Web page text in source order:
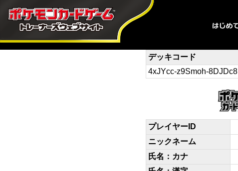
デッキコード
4xJYcc-z9Smoh-8DJDc8
プレイヤーID
ニックネーム
氏名：カナ